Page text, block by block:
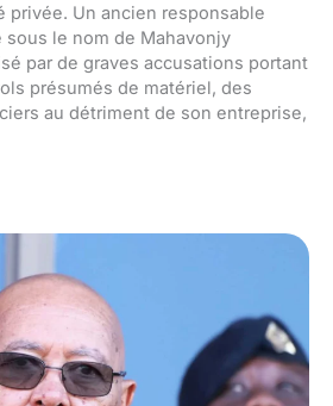
privée. Un ancien responsable
sous le nom de Mahavonjy
par de graves accusations portant
présumés de matériel, des
au détriment de son entreprise,